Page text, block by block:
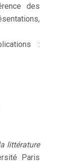
des
:
littérature
Paris